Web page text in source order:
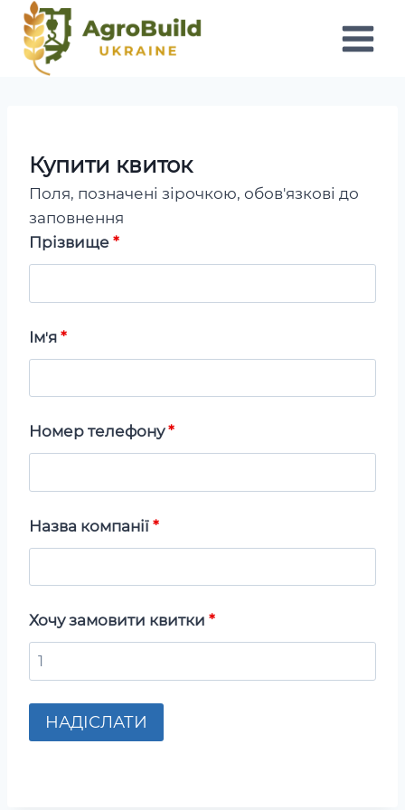
Перейти
вмісту
Купити квиток
Поля, позначені зірочкою, обов'язкові до
заповнення
Прізвище *
Імʼя *
Номер телефону*
Назва компанії *
Хочу замовити квитки *